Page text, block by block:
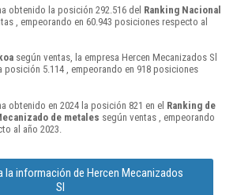
obtenido la posición 292.516 del Ranking Nacional
, empeorando en 60.943 posiciones respecto al
según ventas, la empresa Hercen Mecanizados Sl
posición 5.114 , empeorando en 918 posiciones
obtenido en 2024 la posición 821 en el Ranking de
de metales según ventas , empeorando
al año 2023.
la información de Hercen Mecanizados
Sl